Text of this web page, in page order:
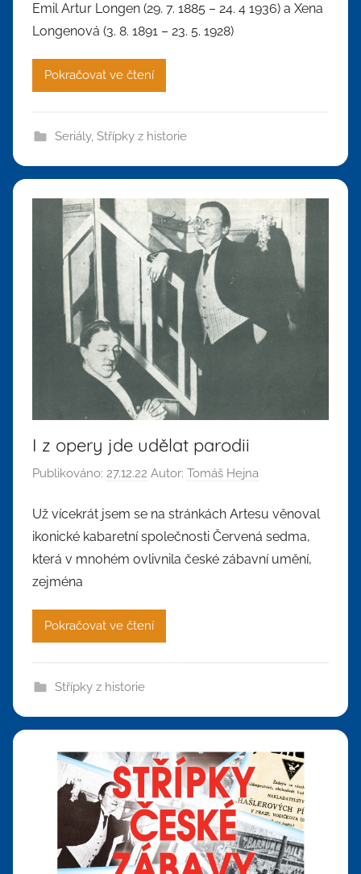
Emil Artur Longen (29. 7. 1885 – 24. 4 1936) a Xena
Longenová (3. 8. 1891 – 23. 5. 1928)
Pokračovat ve čtení
Seriály, Střípky z historie
I z opery jde udělat parodii
Publikováno: 27.12.22 Autor: Tomáš Hejna
Už vícekrát jsem se na stránkách Artesu věnoval
ikonické kabaretní společnosti Červená sedma,
která v mnohém ovlivnila české zábavní umění,
zejména
Pokračovat ve čtení
Střípky z historie